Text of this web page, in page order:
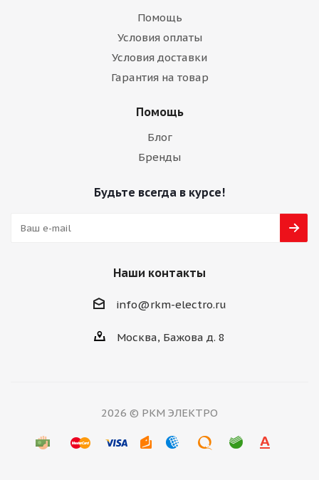
Помощь
Условия оплаты
Условия доставки
Гарантия на товар
Помощь
Блог
Бренды
Будьте всегда в курсе!
Наши контакты
info@rkm-electro.ru
Москва, Бажова д. 8
2026 © РКМ ЭЛЕКТРО